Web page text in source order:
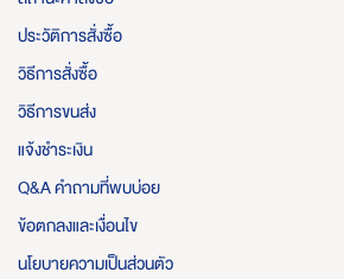
ประวัติการสั่งซื้อ
วิธีการสั่งซื้อ
วิธีการขนส่ง
แจ้งชำระเงิน
Q&A คำถามที่พบบ่อย
ข้อตกลงและเงื่อนไข
นโยบายความเป็นส่วนตัว